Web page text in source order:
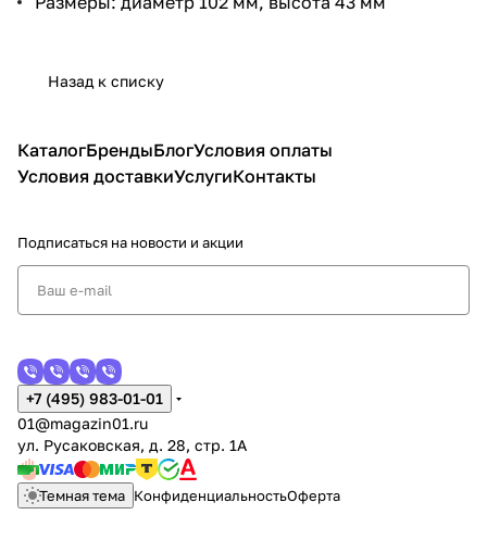
Назад к списку
КаталогБрендыБлогУсловия оплаты
Условия доставкиУслугиКонтакты
Подписаться на новости и акции
+7 (495) 983-01-01
01@magazin01.ru
ул. Русаковская, д. 28, стр. 1А
Темная тема КонфиденциальностьОферта